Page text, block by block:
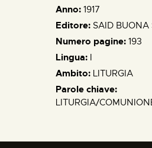
Anno: 1917
Editore: SAID BUONA
Numero pagine: 193
Lingua: I
Ambito: LITURGIA
Parole chiave:
LITURGIA/